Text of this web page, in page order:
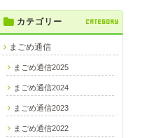
カテゴリー CATEGORY
まごめ通信
まごめ通信2025
まごめ通信2024
まごめ通信2023
まごめ通信2022